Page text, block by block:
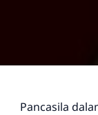
Pancasila